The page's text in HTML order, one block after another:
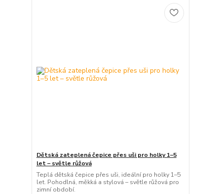
Dětská zateplená čepice přes uši pro holky 1–5
let – světle růžová
Teplá dětská čepice přes uši, ideální pro holky 1–5
let. Pohodlná, měkká a stylová – světle růžová pro
zimní období.